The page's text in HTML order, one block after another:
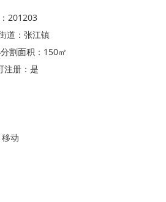
201203
：张江镇
面积：150㎡
册：是
动